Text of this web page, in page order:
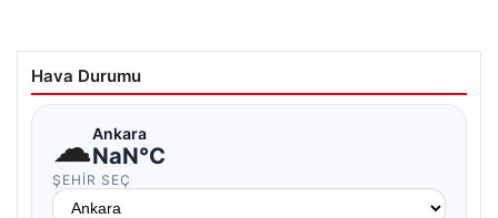
Hava Durumu
☁Ankara
NaN°C
ŞEHIR SEÇ